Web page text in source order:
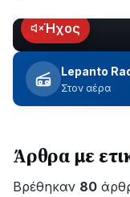
Κωτσανά
για
τα
μεγάλα
έργα
LIVEΉχος
Lepanto
Στον αέρα
Άρθρα με
Βρέθηκαν 80